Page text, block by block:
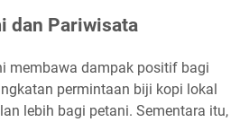
dan Pariwisata
membawa dampak positif bagi
permintaan biji kopi lokal
lebih bagi petani. Sementara itu,